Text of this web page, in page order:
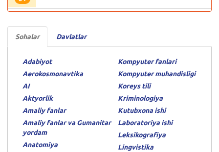
Sohalar Davlatlar
Adabiyot
Aerokosmonavtika
AI
Aktyorlik
Amaliy fanlar
Amaliy fanlar va Gumanitar
yordam
Anatomiya
Kompyuter fanlari
Kompyuter muhandisligi
Koreys tili
Kriminologiya
Kutubxona ishi
Laboratoriya ishi
Leksikografiya
Lingvistika